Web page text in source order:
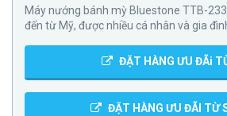
Máy nướng bánh mỳ Bluestone TTB-
đến từ Mỹ, được nhiều cá nhân và gia
ĐẶT HÀNG ƯU ĐÃi
ĐẶT HÀNG ƯU ĐÃI TỪ